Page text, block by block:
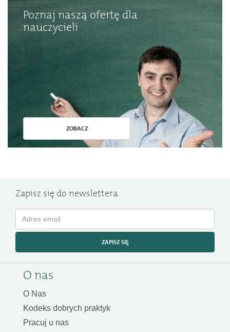
Poznaj naszą ofertę dla
nauczycieli
ZOBACZ
Zapisz się do newslettera.
ZAPISZ SIĘ
O nas
O Nas
Kodeks dobrych praktyk
Pracuj u nas